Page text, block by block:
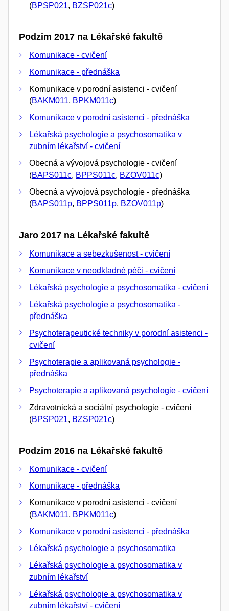
(BPSP021, BZSP021c)
Podzim 2017 na Lékařské fakultě
Komunikace - cvičení
Komunikace - přednáška
Komunikace v porodní asistenci - cvičení
(BAKM011, BPKM011c)
Komunikace v porodní asistenci - přednáška
Lékařská psychologie a psychosomatika v
zubním lékařství - cvičení
Obecná a vývojová psychologie - cvičení
(BAPS011c, BPPS011c, BZOV011c)
Obecná a vývojová psychologie - přednáška
(BAPS011p, BPPS011p, BZOV011p)
Jaro 2017 na Lékařské fakultě
Komunikace a sebezkušenost - cvičení
Komunikace v neodkladné péči - cvičení
Lékařská psychologie a psychosomatika - cvičení
Lékařská psychologie a psychosomatika -
přednáška
Psychoterapeutické techniky v porodní asistenci -
cvičení
Psychoterapie a aplikovaná psychologie -
přednáška
Psychoterapie a aplikovaná psychologie - cvičení
Zdravotnická a sociální psychologie - cvičení
(BPSP021, BZSP021c)
Podzim 2016 na Lékařské fakultě
Komunikace - cvičení
Komunikace - přednáška
Komunikace v porodní asistenci - cvičení
(BAKM011, BPKM011c)
Komunikace v porodní asistenci - přednáška
Lékařská psychologie a psychosomatika
Lékařská psychologie a psychosomatika v
zubním lékařství
Lékařská psychologie a psychosomatika v
zubním lékařství - cvičení